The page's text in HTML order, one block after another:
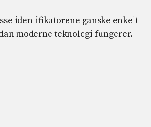
identifikatorene ganske enkelt
moderne teknologi fungerer.